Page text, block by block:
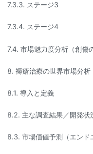
7.3.3. ステージ3
7.3.4. ステージ4
7.4. 市場魅力度分析（創傷
8. 褥瘡治療の世界市場分
8.1. 導入と定義
8.2. 主な調査結果／開発状
8.3. 市場価値予測（エン